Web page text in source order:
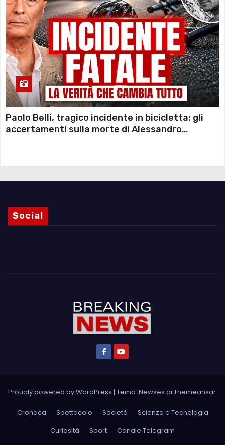
Paolo Belli, tragico incidente in bicicletta: gli
accertamenti sulla morte di Alessandro
Social
Proudly powered by WordPress | Tema: Newses di Themeansar.
Cronaca Spettacolo Società
Scienza e Tecnologia
Curiosità
Sport Canale Telegram